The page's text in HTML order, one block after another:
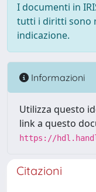
I documenti in
tutti i diritti sono
indicazione.
Informazioni
Utilizza questo
link a questo
https://
Citazioni